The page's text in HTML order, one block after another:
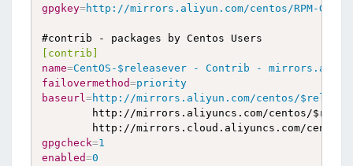
gpgkey=http://mirrors.aliyun.com/centos/RPM-GPG-
[contrib]
name=CentOS-$releasever - Contrib -
failovermethod=priority
baseurl=http://mirrors.aliyun.com/centos/
http://mirrors.aliyuncs.com/centos/
gpgcheck=1
enabled=0